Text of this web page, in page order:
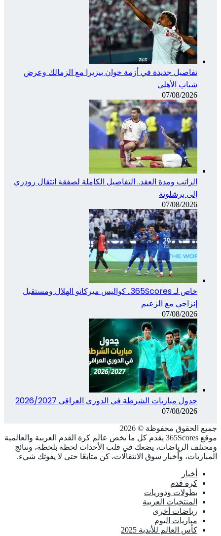
تفاصيل جديدة في أزمة خوان بيزيرا مع الزمالك وعرض
شباب الأهلي
07/08/2026
الراتب ومدة العقد.. التفاصيل الكاملة لصفقة انتقال رودري
إلى برشلونة
07/08/2026
خاص لـ 365Scores.. كواليس ميركاتو الهلال ومستقبل
إنزاجي مع الزعيم
07/08/2026
جدول مباريات الشرطة في الدوري العراقي 2026/2027
07/08/2026
جميع الحقوق محفوظة ©️ 2026
موقع 365Scores يقدم كل ما يخص عالم كرة القدم العربية والعالمية
ومختلف الرياضات، يضعك في قلب الأحداث لحظة بلحظة، ونتائج
المباريات، وأخبار سوق الانتقالات، كن متابعًا حتى لا يفوتك شيء.
أخبار
كرة قدم
بطولات ودوريات
المنتخبات العربية
رياضات أخرى
مباريات اليوم
كأس العالم للأندية 2025